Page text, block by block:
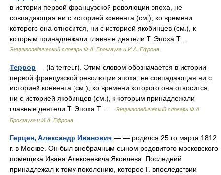
в истории первой французской революции эпоха, не
совпадающая ни с историей конвента (см.), ко времени
которого она относится, ни с историей якобинцев (см.), к
которым принадлежали главные деятели Т. Эпоха Т …
Энциклопедический словарь Ф.А. Брокгауза и И.А. Ефрона
Террор — (la terreur). Этим словом обозначается в истории
первой французской революции эпоха, не совпадающая ни с
историей конвента (см.), ко времени которого она относится,
ни с историей якобинцев (см.), к которым принадлежали
главные деятели Т. Эпоха Т …
Энциклопедический словарь Ф.А.
Брокгауза и И.А. Ефрона
Герцен, Александр Иванович — — родился 25 го марта 1812
г. в Москве. Он был внебрачным сыном родовитого московского
помещика Ивана Алексеевича Яковлева. Последний
принадлежал к тому поколению, которое Г. впоследствии